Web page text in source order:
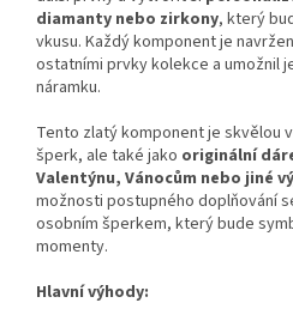
diamanty nebo zirkony, který
vkusu. Každý komponent je
ostatními prvky kolekce a umožnil
náramku.
Tento zlatý komponent je skvělou
šperk, ale také jako originální
Valentýnu, Vánocům nebo jiné
možnosti postupného doplňování
osobním šperkem, který bude
momenty.
Hlavní výhody: